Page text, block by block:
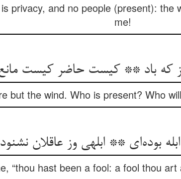
privacy, and no people (present):
me!
که باد ** کیست حاضر کیست
but the wind. Who is present? Who
بوده‌ای ** ابلهی وز عاقلان
“thou hast been a fool: a fool thou